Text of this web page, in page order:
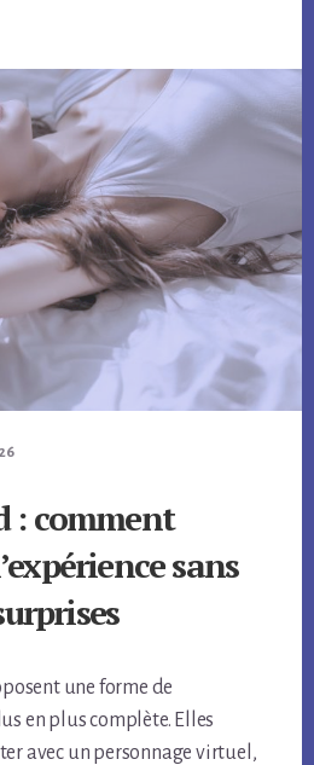
: comment
sans
une forme de
en plus complète. Elles
avec un personnage virtuel,